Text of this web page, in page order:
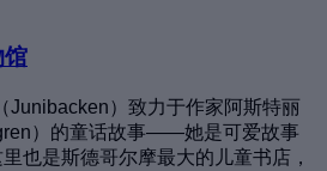
馆
Junibacken）致力于作家阿斯特丽
）的童话故事——她是可爱故事
也是斯德哥尔摩最大的儿童书店，